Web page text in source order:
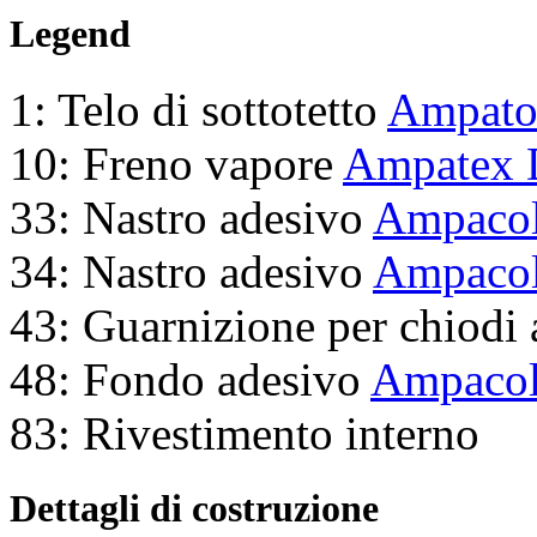
Legend
1: Telo di sottotetto
10: Freno vapore Ampatex
33: Nastro adesivo
34: Nastro adesivo
43: Guarnizione per chiodi
48: Fondo adesivo
83: Rivestimento interno
Dettagli di costruzione